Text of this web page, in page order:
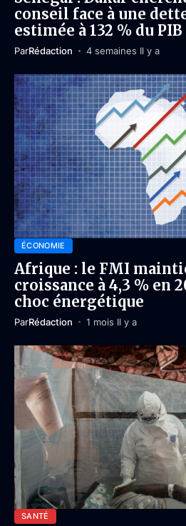
conseil face à une
estimée à 132 % du PIB
ParRédaction 4 semaines Il y a
ÉCONOMIE
Afrique : le FMI
croissance à 4,3 % en
choc énergétique
ParRédaction 1 mois Il y a
SANTÉ